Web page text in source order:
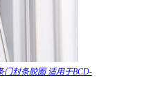
门封条胶圈 适用于BCD-